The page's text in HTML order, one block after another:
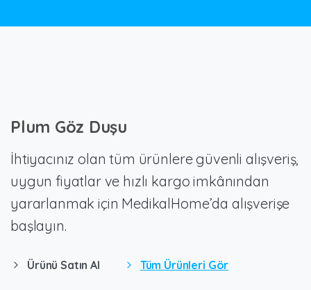
Plum Göz Duşu
İhtiyacınız olan tüm ürünlere güvenli alışveriş,
uygun fiyatlar ve hızlı kargo imkânından
yararlanmak için MedikalHome’da alışverişe
başlayın.
Ürünü Satın Al Tüm Ürünleri Gör